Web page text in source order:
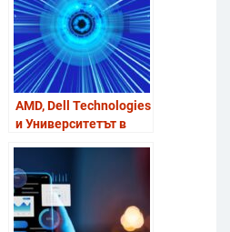
спецификации при
надграждане на AI
инфраструктурата
AMD, Dell Technologies
и Университетът в
лаборатория за AI
иновации